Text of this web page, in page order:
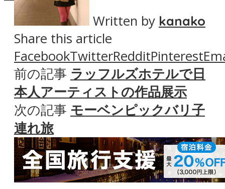
Written by kanako
Share this article
FacebookTwitterRedditPinterest
前の記事 ラッフルズホテルで日
本人アーティストの作品展示
次の記事 モーベンピックバリ子
連れ旅